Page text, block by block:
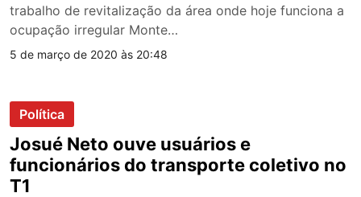
trabalho de revitalização da área onde hoje funciona a
ocupação irregular Monte…
5 de março de 2020 às 20:48
Política
Josué Neto ouve usuários e
funcionários do transporte coletivo no
T1